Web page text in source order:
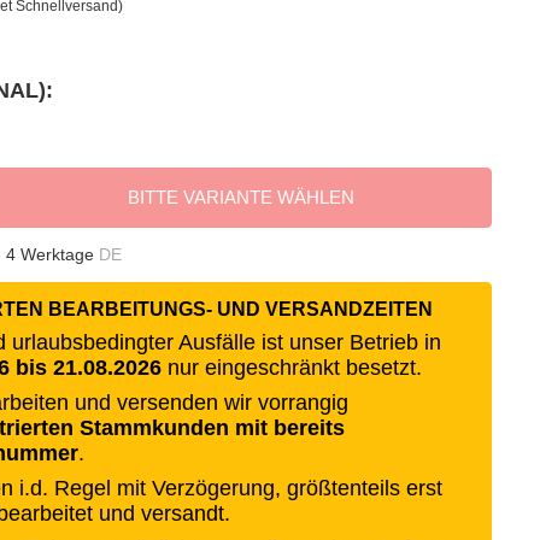
Schnellversand)
BITTE VARIANTE WÄHLEN
4 Werktage DE
BEARBEITUNGS- UND VERSANDZEITEN
urlaubsbedingter Ausfälle ist unser Betrieb in
bis 21.08.2026 nur eingeschränkt besetzt.
und versenden wir vorrangig
Stammkunden mit bereits
.
i.d. Regel mit Verzögerung, größtenteils erst
und versandt.